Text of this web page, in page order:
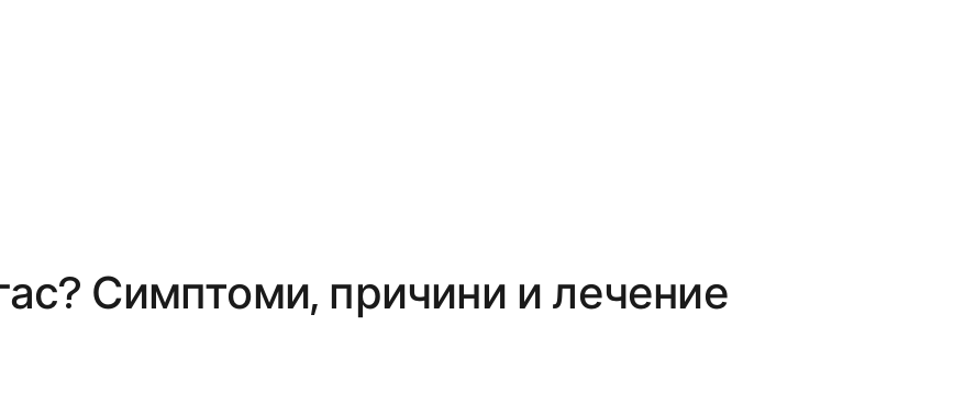
Симптоми, причини и лечение